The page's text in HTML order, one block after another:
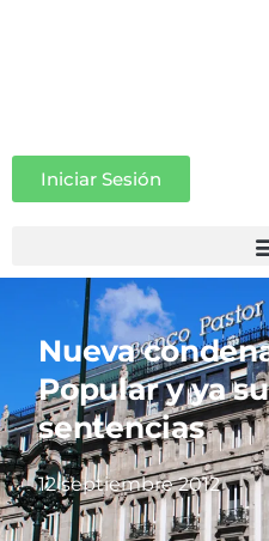
Iniciar Sesión
Nueva
Popular y ya
sentencias
12 septiembre 2012